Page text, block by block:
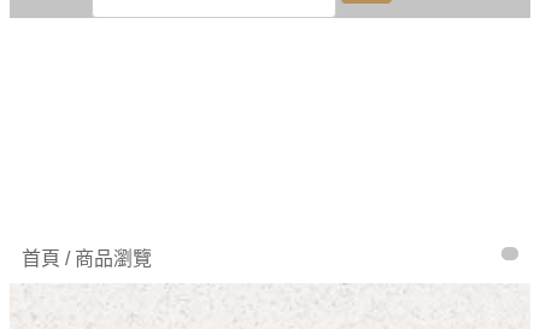
首頁 / 商品瀏覽